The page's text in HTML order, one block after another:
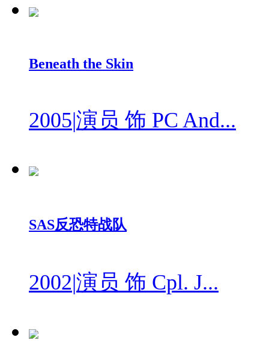
Beneath the Skin
2005|演员 饰 PC And...
SAS反恐特战队
2002|演员 饰 Cpl. J...